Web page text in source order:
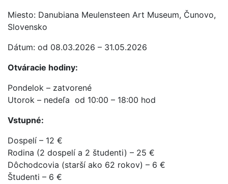
Miesto: Danubiana Meulensteen Art Museum, Čunovo,
Slovensko
Dátum: od 08.03.2026 – 31.05.2026
Otváracie hodiny:
Pondelok – zatvorené
Utorok – nedeľa od 10:00 – 18:00 hod
Vstupné:
Dospelí – 12 €
Rodina (2 dospelí a 2 študenti) – 25 €
Dôchodcovia (starší ako 62 rokov) – 6 €
Študenti – 6 €